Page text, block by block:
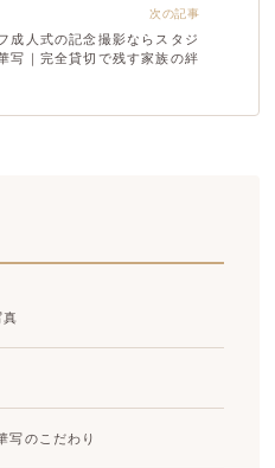
次の記事
成人式の記念撮影ならスタジ
写｜完全貸切で残す家族の絆
写のこだわり